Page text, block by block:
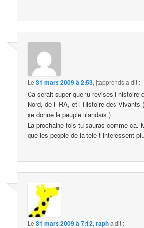
Le31 mars 2009 à 2:53,jtapprendsa dit :
Ca serait super que tu revises l histoire
Nord, de l IRA, et l Histoire des Vivants
se donne le peuple irlandais )
La prochaine fois tu sauras comme ca.
que les people de la tele t interessent
Le31 mars 2009 à 7:12,rapha dit :